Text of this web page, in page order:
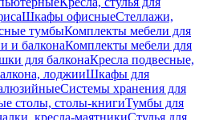
Шкафы офисныеСтеллажи,
тумбыКомплекты мебели для
и балконаКомплекты мебели для
для балконаКресла подвесные,
лоджииШкафы для
Системы хранения для
столы, столы-книгиТумбы для
кресла-маятникиСтулья для